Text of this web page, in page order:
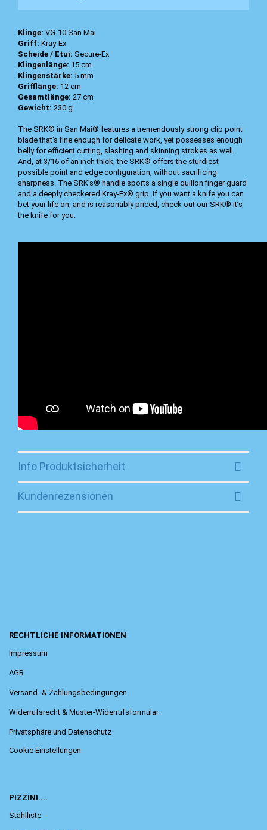
Klinge: VG-10 San Mai
Griff: Kray-Ex
Scheide / Etui: Secure-Ex
Klingenlänge: 15 cm
Klingenstärke: 5 mm
Grifflänge: 12 cm
Gesamtlänge: 27 cm
Gewicht: 230 g
The SRK® in San Mai® features a tremendously strong clip point
blade that’s fine enough for delicate work, yet possesses enough
belly for efficient cutting, slashing and skinning strokes as well.
And, at 3/16 of an inch thick, the SRK® offers the sturdiest
possible point and edge configuration, without sacrificing
sharpness. The SRK’s® handle sports a single quillon finger guard
and a deeply checkered Kray-Ex® grip. If you want a knife you can
bet your life on, and is reasonably priced, check out our SRK® it’s
the knife for you.
Info Produktsicherheit
Kundenrezensionen
RECHTLICHE INFORMATIONEN
Impressum
AGB
Versand- & Zahlungsbedingungen
Widerrufsrecht & Muster-Widerrufsformular
Privatsphäre und Datenschutz
Cookie Einstellungen
PIZZINI....
Stahlliste